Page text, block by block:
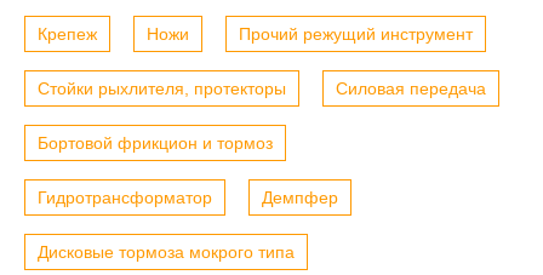
Крепеж Ножи Прочий режущий инструмент
Стойки рыхлителя, протекторы Силовая передача
Бортовой фрикцион и тормоз
Гидротрансформатор Демпфер
Дисковые тормоза мокрого типа